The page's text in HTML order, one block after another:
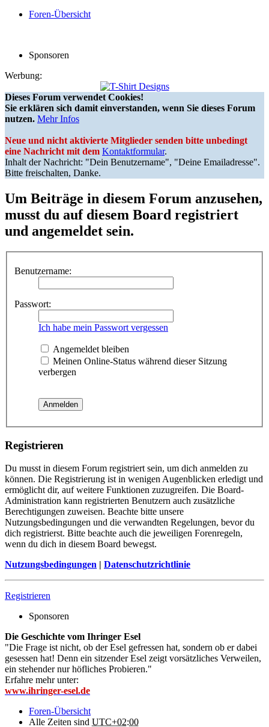
Foren-Übersicht
Sponsoren
Werbung:
Dieses Forum verwendet Cookies!
Sie erklären sich damit einverstanden, wenn Sie dieses Forum
nutzen. Mehr Infos
Neue und nicht aktivierte Mitglieder senden bitte unbedingt
eine Nachricht mit dem Kontaktformular.
Inhalt der Nachricht: "Dein Benutzername", "Deine Emailadresse".
Bitte freischalten, Danke.
Um Beiträge in diesem Forum anzusehen,
musst du auf diesem Board registriert
und angemeldet sein.
Benutzername:
Passwort:
Ich habe mein Passwort vergessen
Angemeldet bleiben
Meinen Online-Status während dieser Sitzung
verbergen
Registrieren
Du musst in diesem Forum registriert sein, um dich anmelden zu
können. Die Registrierung ist in wenigen Augenblicken erledigt und
ermöglicht dir, auf weitere Funktionen zuzugreifen. Die Board-
Administration kann registrierten Benutzern auch zusätzliche
Berechtigungen zuweisen. Beachte bitte unsere
Nutzungsbedingungen und die verwandten Regelungen, bevor du
dich registrierst. Bitte beachte auch die jeweiligen Forenregeln,
wenn du dich in diesem Board bewegst.
Nutzungsbedingungen | Datenschutzrichtlinie
Registrieren
Sponsoren
Die Geschichte vom Ihringer Esel
"Die Frage ist nicht, ob der Esel gefressen hat, sondern ob er dabei
gesessen hat! Denn ein sitzender Esel zeigt vorsätzliches Verweilen,
ein stehender nur höfliches Probieren."
Erfahre mehr unter:
www.ihringer-esel.de
Foren-Übersicht
Alle Zeiten sind UTC+02:00